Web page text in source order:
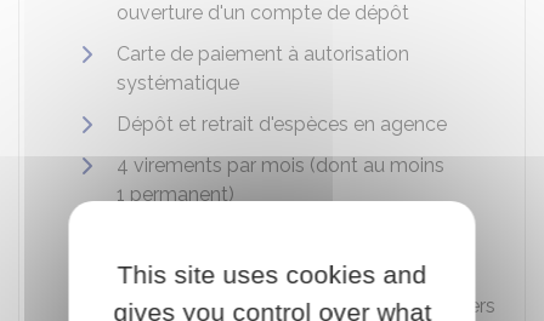
ouverture d'un compte de dépôt
Carte de paiement à autorisation
systématique
Dépôt et retrait d'espèces en agence
4 virements par mois (dont au moins
1 permanent)
Possibilité de consulter le compte à
distance et d'effectuer des opérations vers
This site uses cookies and
gives you control over what